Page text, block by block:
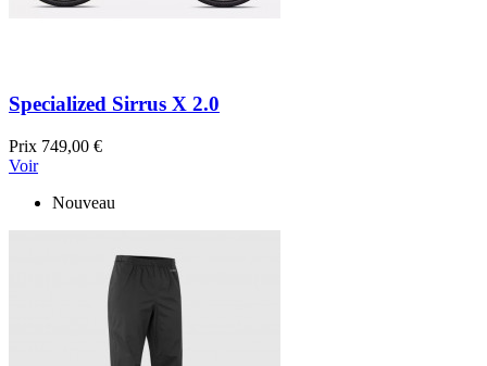
Specialized Sirrus X 2.0
Prix 749,00 €
Voir
Nouveau